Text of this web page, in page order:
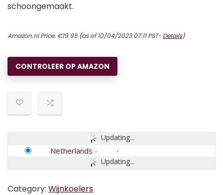
schoongemaakt.
Amazon.nl Price:€19.95(as of 10/04/2023 07:11 PST- Details)
CONTROLEER OP AMAZON
Updating...
Updating...
Netherlands -
Category: Wijnkoelers